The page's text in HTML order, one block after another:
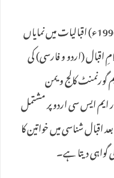
دخترِ سیالکوٹ حمیرا جمیل (ولادت: 3 مئی 1996ء) اقبالیات میں نمایاں
اقبال (اردو و فارسی) کی
کالج ویمن
ایم ایس سی اردو پر مشتمل
شناسی میں خواتین کا
دیتا ہے۔